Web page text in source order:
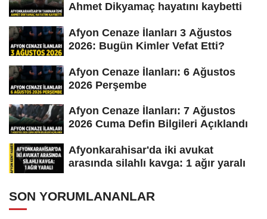
Ahmet Dikyamaç hayatını kaybetti
Afyon Cenaze İlanları 3 Ağustos
2026: Bugün Kimler Vefat Etti?
Afyon Cenaze İlanları: 6 Ağustos
2026 Perşembe
Afyon Cenaze İlanları: 7 Ağustos
2026 Cuma Defin Bilgileri Açıklandı
Afyonkarahisar'da iki avukat
arasında silahlı kavga: 1 ağır yaralı
SON YORUMLANANLAR